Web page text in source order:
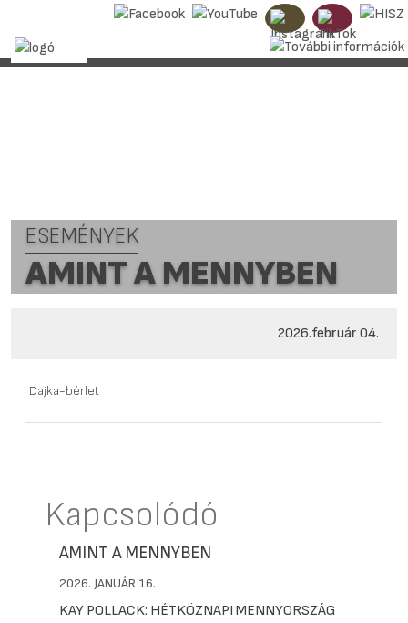
ESEMÉNYEK
AMINT A MENNYBEN
2026.február 04.
Dajka-bérlet
Kapcsolódó
AMINT A MENNYBEN
2026. JANUÁR 16.
KAY POLLACK: HÉTKÖZNAPI MENNYORSZÁG